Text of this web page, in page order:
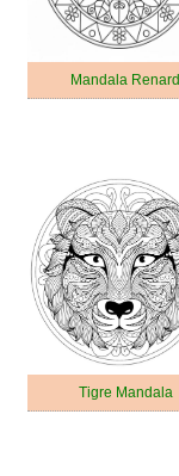
Mandala Renard
Tigre Mandala